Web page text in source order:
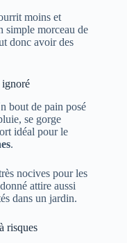
moins et
simple morceau de
donc avoir des
ignoré
bout de pain posé
se gorge
idéal pour le
.
nocives pour les
attire aussi
dans un jardin.
risques